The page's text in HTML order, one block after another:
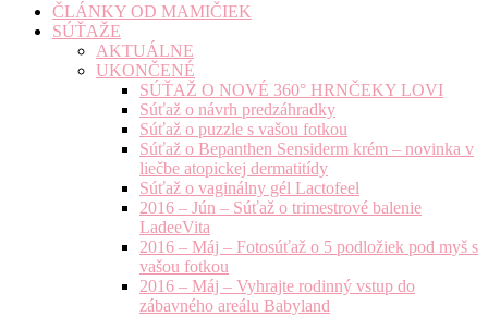
ČLÁNKY OD MAMIČIEK
SÚŤAŽE
AKTUÁLNE
UKONČENÉ
SÚŤAŽ O NOVÉ 360° HRNČEKY LOVI
Súťaž o návrh predzáhradky
Súťaž o puzzle s vašou fotkou
Súťaž o Bepanthen Sensiderm krém – novinka v
liečbe atopickej dermatitídy
Súťaž o vaginálny gél Lactofeel
2016 – Jún – Súťaž o trimestrové balenie
LadeeVita
2016 – Máj – Fotosúťaž o 5 podložiek pod myš s
vašou fotkou
2016 – Máj – Vyhrajte rodinný vstup do
zábavného areálu Babyland